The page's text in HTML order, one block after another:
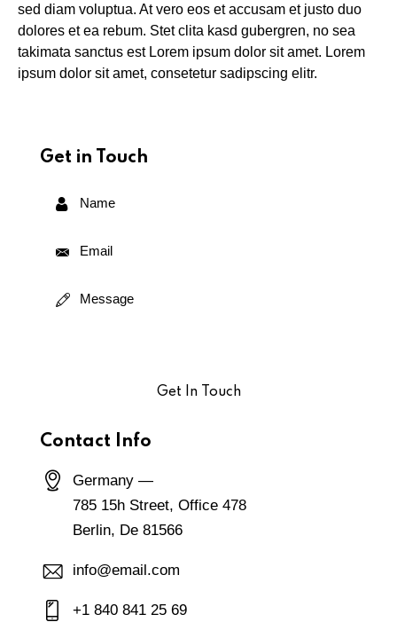
sed diam voluptua. At vero eos et accusam et justo duo
dolores et ea rebum. Stet clita kasd gubergren, no sea
takimata sanctus est Lorem ipsum dolor sit amet. Lorem
ipsum dolor sit amet, consetetur sadipscing elitr.
Get in Touch
Contact Info
Germany —
785 15h Street, Office 478
Berlin, De 81566
info@email.com
+1 840 841 25 69